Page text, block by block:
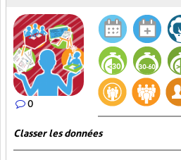
0
Classer les données